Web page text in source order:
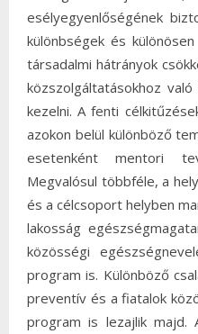
esélyegyenlőségének
különbségek és
társadalmi hátrányok
közszolgáltatásokhoz
kezelni. A fenti
azokon belül különböző
esetenként mentori
Megvalósul többféle, a
és a célcsoport helyben
lakosság
közösségi
program is. Különböző
preventív és a fiatalok
program is lezajlik majd.